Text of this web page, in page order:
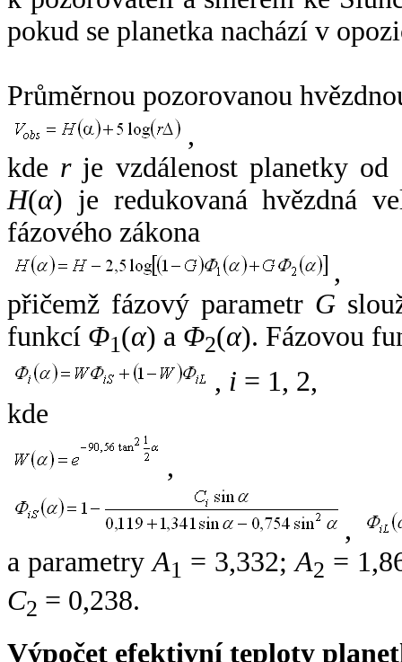
pokud se planetka nachází v
Průměrnou pozorovanou
,
kde rje vzdálenost planetky od
H(α) je redukovaná hvězdná
fázového zákona
,
přičemž fázový parametr G
funkcí Φ1(α) a Φ2(α). Fázovou
, i = 1, 2,
kde
,
,
a parametryA1 = 3,332;A2 =
C2 = 0,238.
Výpočet efektivní teploty